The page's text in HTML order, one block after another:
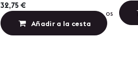
Añadir a lista de deseos
32,75 €
Añadir a la cesta